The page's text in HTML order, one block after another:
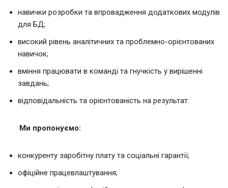
навички розробки та впровадження додаткових модулів
для БД;
високий рівень аналітичних та проблемно-орієнтованих
навичок;
вміння працювати в команді та гнучкість у вирішенні
завдань;
відповідальність та орієнтованість на результат.
Ми пропонуємо:
конкурентy заробітну плату та соціальні гарантії;
офіційне працевлаштування;